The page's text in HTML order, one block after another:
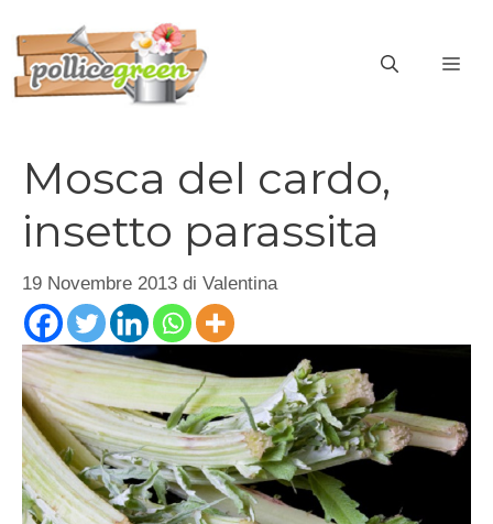
contenuto
Mosca del cardo,
insetto parassita
19 Novembre 2013 di Valentina